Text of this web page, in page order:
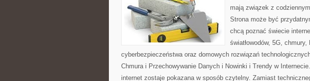
mają związek z
Strona może być
chcą poznać świecie
światłowodów, 5G, chmury,
cyberbezpieczeństwa oraz domowych rozwiązań
Chmura i Przechowywanie Danych i Nowinki i Trendy w
internet zostaje pokazana w sposób czytelny. Zamiast